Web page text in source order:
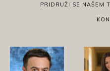
PRIDRUŽI SE NAŠEM